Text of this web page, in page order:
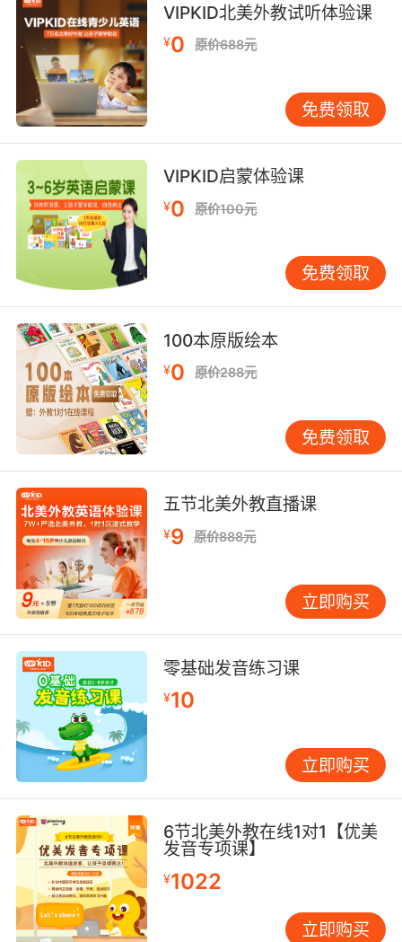
Vocabulary Card
Roar[rɔr]
n. 咆哮；吼；轰鸣
v. 咆哮；吼叫；喧闹
vi. 摇摆；悬挂；挥舞
VIPKID北美外教试听体验课
¥0 原价688元
免费领取
VIPKID启蒙体验课
¥0 原价100元
免费领取
100本原版绘本
¥0 原价288元
免费领取
五节北美外教直播课
¥9 原价888元
立即购买
零基础发音练习课
¥10
立即购买
6节北美外教在线1对1【优美
发音专项课】
¥1022
立即购买